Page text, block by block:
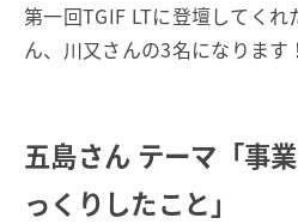
第一回TGIF LTに登壇してく
ん、川又さんの3名になります！
五島さん テーマ「事
っくりしたこと」